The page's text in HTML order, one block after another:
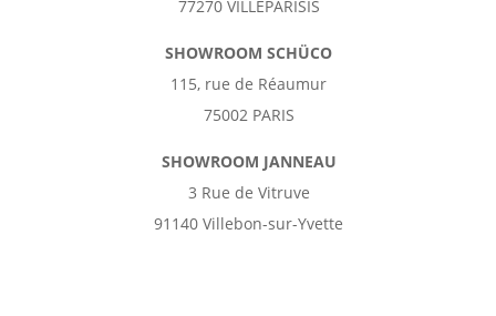
77270 VILLEPARISIS
SHOWROOM SCHÜCO
115, rue de Réaumur
75002 PARIS
SHOWROOM JANNEAU
3 Rue de Vitruve
91140 Villebon-sur-Yvette